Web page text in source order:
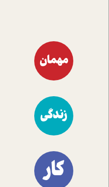
مهمان
زندگی
کار